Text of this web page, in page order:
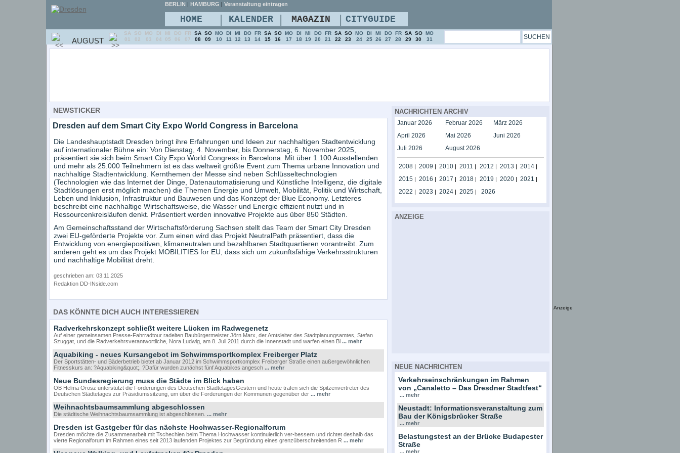
NEWSTICKER
Dresden auf dem Smart City Expo World Congress in Barcelona
Die Landeshauptstadt Dresden bringt ihre Erfahrungen und Ideen zur nachhaltigen Stadtentwicklung
auf internationaler Bühne ein: Von Dienstag, 4. November, bis Donnerstag, 6. November 2025,
präsentiert sie sich beim Smart City Expo World Congress in Barcelona. Mit über 1.100 Ausstellenden
und mehr als 25.000 Teilnehmern ist es das weltweit größte Event zum Thema urbane Innovation und
nachhaltige Stadtentwicklung. Kernthemen der Messe sind neben Schlüsseltechnologien
(Technologien wie das Internet der Dinge, Datenautomatisierung und Künstliche Intelligenz, die digitale
Stadtlösungen erst möglich machen) die Themen Energie und Umwelt, Mobilität, Politik und Wirtschaft,
Leben und Inklusion, Infrastruktur und Bauwesen und das Konzept der Blue Economy. Letzteres
beschreibt eine nachhaltige Wirtschaftsweise, die Wasser und Energie effizient nutzt und in
Ressourcenkreisläufen denkt. Präsentiert werden innovative Projekte aus über 850 Städten.
Am Gemeinschaftsstand der Wirtschaftsförderung Sachsen stellt das Team der Smart City Dresden
zwei EU-geförderte Projekte vor. Zum einen wird das Projekt NeutralPath präsentiert, dass die
Entwicklung von energiepositiven, klimaneutralen und bezahlbaren Stadtquartieren vorantreibt. Zum
anderen geht es um das Projekt MOBILITIES for EU, dass sich um zukunftsfähige Verkehrsstrukturen
und nachhaltige Mobilität dreht.
geschrieben am: 03.11.2025
Redaktion DD-INside.com
DAS KÖNNTE DICH AUCH INTERESSIEREN
Radverkehrskonzept schließt weitere Lücken im Radwegenetz
Auf einer gemeinsamen Presse-Fahrradtour radelten Baubürgermeister Jörn Marx, der Amtsleiter des Stadtplanungsamtes, Stefan
Szuggat, und die Radverkehrsverantwortliche, Nora Ludwig, am 8. Juli 2011 durch die Innenstadt und warfen einen Bl ... mehr
Aquabiking - neues Kursangebot im Schwimmsportkomplex Freiberger Platz
Der Sportstätten- und Bäderbetrieb bietet ab Januar 2012 im Schwimmsportkomplex Freiberger Straße einen außergewöhnlichen
Fitnesskurs an: ?Aquabiking&quot;. ?Dafür wurden zunächst fünf Aquabikes angesch ... mehr
Neue Bundesregierung muss die Städte im Blick haben
OB Helma Orosz unterstützt die Forderungen des Deutschen StädtetagesGestern und heute trafen sich die Spitzenvertreter des
Deutschen Städtetages zur Präsidiumssitzung, um über die Forderungen der Kommunen gegenüber der ... mehr
Weihnachtsbaumsammlung abgeschlossen
Die städtische Weihnachtsbaumsammlung ist abgeschlossen. ... mehr
Dresden ist Gastgeber für das nächste Hochwasser-Regionalforum
Dresden möchte die Zusammenarbeit mit Tschechien beim Thema Hochwasser kontinuierlich ver-bessern und richtet deshalb das
vierte Regionalforum im Rahmen eines seit 2013 laufenden Projektes zur Begründung eines grenzüberschreitenden R ... mehr
NACHRICHTEN ARCHIV
Januar 2026 Februar 2026
März 2026
April 2026
Mai 2026
Juni 2026
Juli 2026
August 2026
2008| 2009 | 2010| 2011 | 2012 | 2013 | 2014|
2015| 2016 | 2017 | 2018| 2019 | 2020| 2021 |
2022 | 2023 | 2024| 2025| 2026
ANZEIGE
NEUE NACHRICHTEN
Verkehrseinschränkungen im Rahmen
von „Canaletto – Das Dresdner Stadtfest“
... mehr
Neustadt: Informationsveranstaltung zum
Bau der Königsbrücker Straße
... mehr
Belastungstest an der Brücke Budapester
Straße
... mehr
BERLIN | HAMBURG | Veranstaltung eintragen
HOME | KALENDER | MAGAZIN | CITYGUIDE
AUGUST
SA
01
SO
02
MO
03
DI
04
MI
05
DO
06
FR
07
SA
08
SO
09
MO
10
DI
11
MI
12
DO
13
FR
14
SA
15
SO
16
MO
17
DI
18
MI
19
DO
20
FR
21
SA
22
SO
23
MO
24
DI
25
MI
26
DO
27
FR
28
SA
29
SO
30
MO
31
Anzeige